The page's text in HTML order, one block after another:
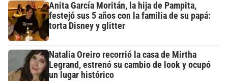
Anita García Moritán, la hija de Pampita,
festejó sus 5 años con la familia de su papá:
torta Disney y glitter
Natalia Oreiro recorrió la casa de Mirtha
Legrand, estrenó su cambio de look y ocupó
un lugar histórico